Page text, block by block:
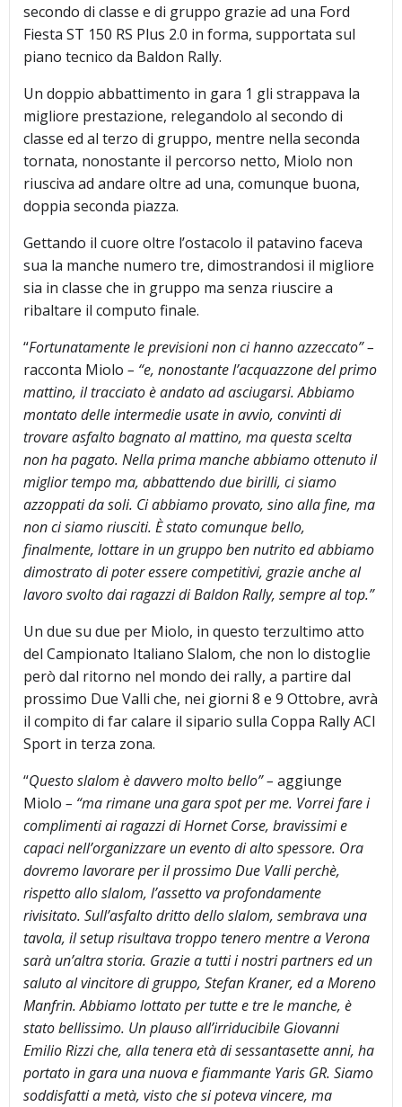
secondo di classe e di gruppo grazie ad una Ford
Fiesta ST 150 RS Plus 2.0 in forma, supportata sul
piano tecnico da Baldon Rally.
Un doppio abbattimento in gara 1 gli strappava la
migliore prestazione, relegandolo al secondo di
classe ed al terzo di gruppo, mentre nella seconda
tornata, nonostante il percorso netto, Miolo non
riusciva ad andare oltre ad una, comunque buona,
doppia seconda piazza.
Gettando il cuore oltre l’ostacolo il patavino faceva
sua la manche numero tre, dimostrandosi il migliore
sia in classe che in gruppo ma senza riuscire a
ribaltare il computo finale.
“Fortunatamente le previsioni non ci hanno azzeccato” –
racconta Miolo – “e, nonostante l’acquazzone del primo
mattino, il tracciato è andato ad asciugarsi. Abbiamo
montato delle intermedie usate in avvio, convinti di
trovare asfalto bagnato al mattino, ma questa scelta
non ha pagato. Nella prima manche abbiamo ottenuto il
miglior tempo ma, abbattendo due birilli, ci siamo
azzoppati da soli. Ci abbiamo provato, sino alla fine, ma
non ci siamo riusciti. È stato comunque bello,
finalmente, lottare in un gruppo ben nutrito ed abbiamo
dimostrato di poter essere competitivi, grazie anche al
lavoro svolto dai ragazzi di Baldon Rally, sempre al top.”
Un due su due per Miolo, in questo terzultimo atto
del Campionato Italiano Slalom, che non lo distoglie
però dal ritorno nel mondo dei rally, a partire dal
prossimo Due Valli che, nei giorni 8 e 9 Ottobre, avrà
il compito di far calare il sipario sulla Coppa Rally ACI
Sport in terza zona.
“Questo slalom è davvero molto bello” – aggiunge
Miolo – “ma rimane una gara spot per me. Vorrei fare i
complimenti ai ragazzi di Hornet Corse, bravissimi e
capaci nell’organizzare un evento di alto spessore. Ora
dovremo lavorare per il prossimo Due Valli perchè,
rispetto allo slalom, l’assetto va profondamente
rivisitato. Sull’asfalto dritto dello slalom, sembrava una
tavola, il setup risultava troppo tenero mentre a Verona
sarà un’altra storia. Grazie a tutti i nostri partners ed un
saluto al vincitore di gruppo, Stefan Kraner, ed a Moreno
Manfrin. Abbiamo lottato per tutte e tre le manche, è
stato bellissimo. Un plauso all’irriducibile Giovanni
Emilio Rizzi che, alla tenera età di sessantasette anni, ha
portato in gara una nuova e fiammante Yaris GR. Siamo
soddisfatti a metà, visto che si poteva vincere, ma